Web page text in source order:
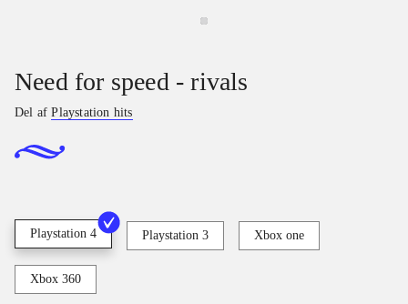
Need for speed - rivals
Del afPlaystation hits
Playstation 4 Playstation 3 Xbox one
Xbox 360